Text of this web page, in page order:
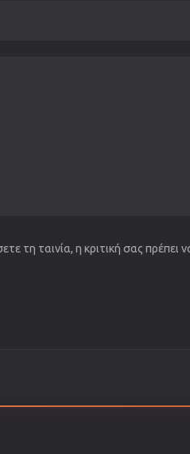
τη ταινία, η κριτική σας πρέπει